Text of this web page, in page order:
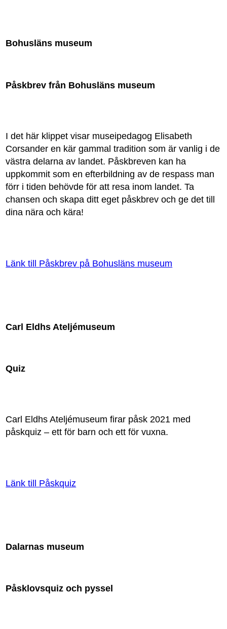
Bohusläns museum
Påskbrev från Bohusläns museum
I det här klippet visar museipedagog Elisabeth
Corsander en kär gammal tradition som är vanlig i de
västra delarna av landet. Påskbreven kan ha
uppkommit som en efterbildning av de respass man
förr i tiden behövde för att resa inom landet. Ta
chansen och skapa ditt eget påskbrev och ge det till
dina nära och kära!
Länk till Påskbrev på Bohusläns museum
Carl Eldhs Ateljémuseum
Quiz
Carl Eldhs Ateljémuseum firar påsk 2021 med
påskquiz – ett för barn och ett för vuxna.
Länk till Påskquiz
Dalarnas museum
Påsklovsquiz och pyssel